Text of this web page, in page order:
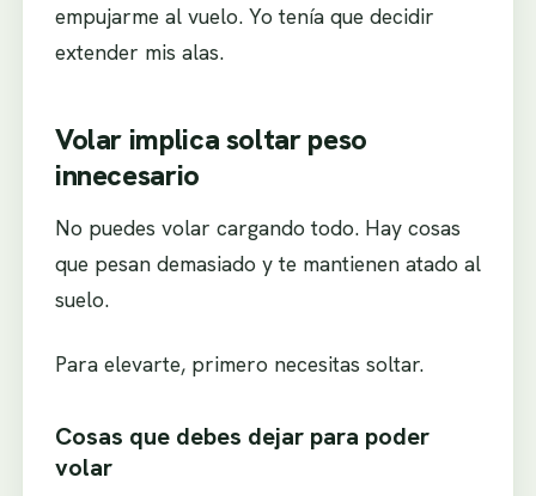
empujarme al vuelo. Yo tenía que decidir
extender mis alas.
Volar implica soltar peso
innecesario
No puedes volar cargando todo. Hay cosas
que pesan demasiado y te mantienen atado al
suelo.
Para elevarte, primero necesitas soltar.
Cosas que debes dejar para poder
volar